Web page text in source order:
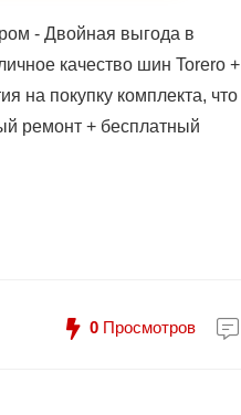
- Двойная выгода в
качество шин Torero +
на покупку комплекта, что
ремонт + бесплатный
0 Просмотров